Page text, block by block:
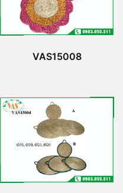
VAS15008